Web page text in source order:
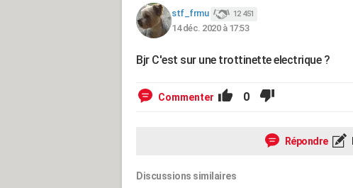
stf_frmu 12 451
14 déc. 2020 à 17:53
Bjr C'est sur une trottinette electrique ?
Commenter 0
Répondre
Discussions similaires